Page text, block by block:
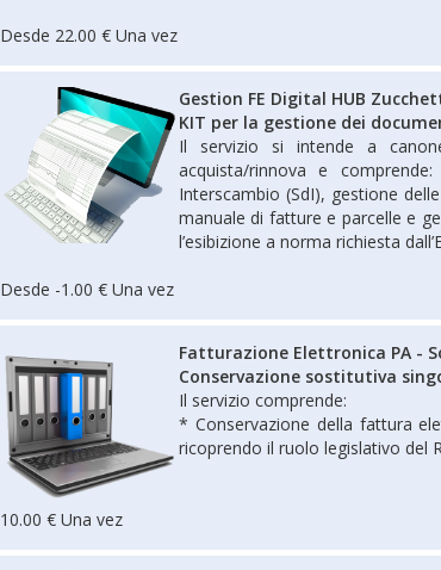
Desde 22.00 € Una vez
Gestion FE Digital HUB
KIT per la gestione dei
Il servizio si intende a
acquista/rinnova e
Interscambio (SdI), gestione
manuale di fatture e parcelle e
l’esibizione a norma richiesta
Desde -1.00 € Una vez
Fatturazione Elettronica PA -
Conservazione sostitutiva
Il servizio comprende:
* Conservazione della fattura
ricoprendo il ruolo legislativo del
10.00 € Una vez